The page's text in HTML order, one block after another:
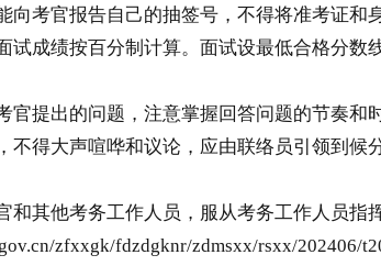
向考官报告自己的抽签号，不得将准考证
试成绩按百分制计算。面试设最低合格分
提出的问题，注意掌握回答问题的节奏和
不得大声喧哗和议论，应由联络员引领到
和其他考务工作人员，服从考务工作人员指
zfxxgk/fdzdgknr/zdmsxx/rsxx/202406/